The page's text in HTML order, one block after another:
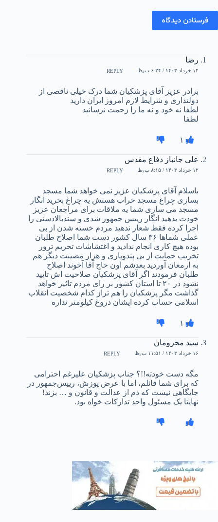
فرستادن دیدگاه
رضا
۱۲ خرداد ۱۴۰۳ / ۶:۲۴ ب٫ظ REPLY
برادر عزیز آقای پزشکیان شما درک خیلی ناقصی از
دولتداری و شرایط لازم امروز ایران دارید
لطفا نه خود و نه ما را زحمت نرسانید
لطفا
۱
علی جانباز دفاع مقدس
۱۲ خرداد ۱۴۰۳ / ۸:۱۵ ب٫ظ REPLY
باسلام آقای پزشکیان عزیز نمی خواهد شما مسجد
بسازی چراغ مسجد خراب هستش یه چراغ بخرید انگار
مسجد می سازی شما یه ملاقات برای مراجعان عزیز
خودت بدهید انگار رییس جمهور شدی و سندبالادستی را
اجرا کرده فقط شعار ندهید مردم خسته شدن از بی
عملی شماها ۳۶ سال کشور دست شما اصلاح طلبان
بوده هیچ کاری انجام ندادید و اغتشاشات تحریم ترور
تخریب حمایت از بی بندوباری و هزار مصیبت دیگر هم
به ارمغان آوردید بعدشم اون حاج آقا آخوند اصلاح
طلبان فرمودند اگر آقای پزشکیان صلاحیت اش تایید
نشود در ۲۰ تا استان کشور بر رای مردم تاثیر خواهد
گذاشت مگر پزشکیان را هم تراز کدام شخصیت انقلاب
اسلامی حساب کرده ایشان دروغ کیلومتر نداره
۱
سید محرومان
۱۶ خرداد ۱۴۰۳ / ۱۱:۵۱ ب٫ظ REPLY
مگه دست خودته!!؟ جناب پزشکیان علیرغم احترامی
که برای شما قائلم، اما با عرض پوزش، رییس‌جمهور در
جایگاهی نیست که دم از عدالت و قانون و … بزند!
نهایتا یک مسئول واحد تدارکات خواه بود.